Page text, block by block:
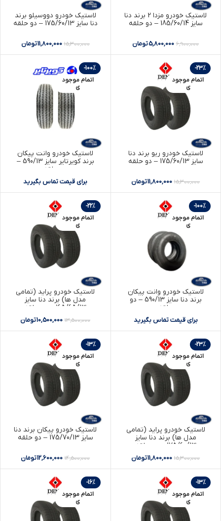
لاستیک خودرو مزدا 2 برند دنا
سایز 185/60/14 – دو حلقه
6,900,000
5,800,000تومان
لاستیک خودرو دووسیلو برند
دنا سایز 175/60/13 – دو حلقه
15,300,000
11,800,000تومان
-23%
اتمام موجود
ی
لاستیک خودرو ریو برند دنا
سایز 175/60/13 – دو حلقه
15,300,000
11,800,000تومان
-100%
اتمام موجود
ی
لاستیک خودرو وانت پیکان
برند کویرتایر سایز 590/13 –
دو حلقه
برای قیمت تماس بگیرید
-100%
اتمام موجود
ی
لاستیک خودرو وانت پیکان
برند دنا سایز 590/13 – دو
حلقه
برای قیمت تماس بگیرید
-22%
اتمام موجود
ی
لاستیک خودرو پراید (تمامی
مدل ها) برند دنا سایز
165/65/13 – دو حلقه
13,500,000
10,500,000تومان
-23%
اتمام موجود
ی
لاستیک خودرو پراید (تمامی
مدل ها) برند دنا سایز
175/60/13 – دو حلقه
15,300,000
11,800,000تومان
-13%
اتمام موجود
ی
لاستیک خودرو پیکان برند دنا
سایز 175/70/13 – دو حلقه
14,500,000
12,600,000تومان
-13%
اتمام موجود
ی
-16%
اتمام موجود
ی